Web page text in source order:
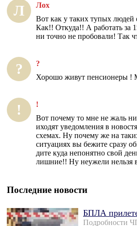
Л Лох
Вот как у таких тупых людей
Как!! Откуда!! А работать за
ни точно не пробовали! Так
? ?
Хорошо живут пенсионеры !
! !
Вот почему то мне не жаль
иходят уведомления в
схемах. Ну почему же на
ситуациях вы бежите сразу
дите куда непонятно свой
лишние!! Ну неужели нельзя
Последние новости
БПЛА
Подробности